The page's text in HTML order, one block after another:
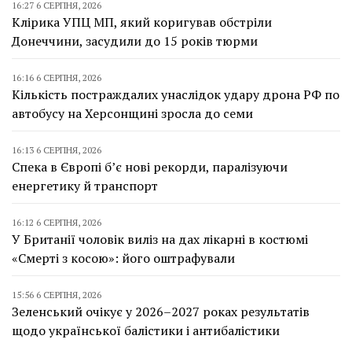
16:27 6 СЕРПНЯ, 2026
Клірика УПЦ МП, який коригував обстріли
Донеччини, засудили до 15 років тюрми
16:16 6 СЕРПНЯ, 2026
Кількість постраждалих унаслідок удару дрона РФ по
автобусу на Херсонщині зросла до семи
16:13 6 СЕРПНЯ, 2026
Спека в Європі б’є нові рекорди, паралізуючи
енергетику й транспорт
16:12 6 СЕРПНЯ, 2026
У Британії чоловік виліз на дах лікарні в костюмі
«Смерті з косою»: його оштрафували
15:56 6 СЕРПНЯ, 2026
Зеленський очікує у 2026–2027 роках результатів
щодо української балістики і антибалістики